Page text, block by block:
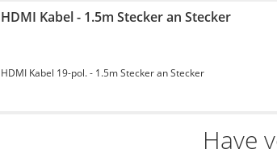
HDMI Kabel - 1.5m Stecker an Stecker
HDMI Kabel 19-pol. - 1.5m Stecker an Stecker
Have